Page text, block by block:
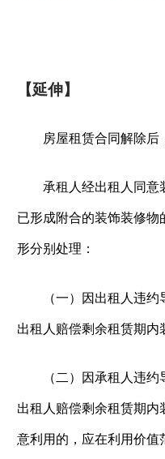
【延伸】
房屋租赁合同解除后
承租人经出租人同意
已形成附合的装饰装修
形分别处理：
（一）因出租人违
出租人赔偿剩余租赁期内
（二）因承租人违
出租人赔偿剩余租赁期内
意利用的，应在利用价值